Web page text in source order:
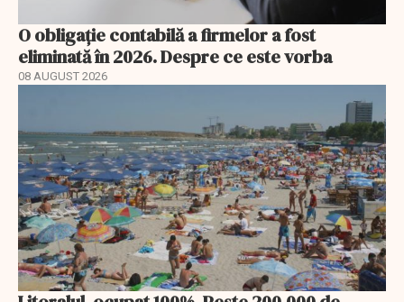
O obligație contabilă a firmelor a fost
eliminată în 2026. Despre ce este vorba
08 AUGUST 2026